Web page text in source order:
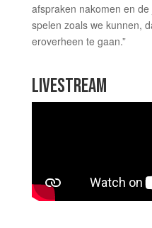
afspraken nakomen en
spelen zoals we kunnen,
eroverheen te gaan.”
LIVESTREAM